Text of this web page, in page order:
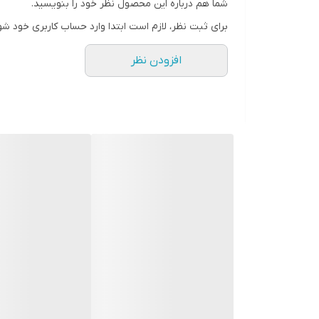
شما هم درباره این محصول نظر خود را بنویسید.
برای ثبت نظر، لازم است ابتدا وارد حساب کاربری خود
افزودن نظر